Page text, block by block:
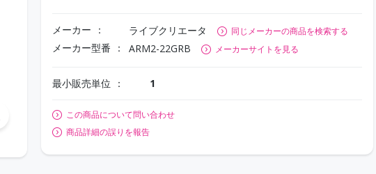
メーカー ライブクリエータ 同じメーカーの商品を検索する
メーカー型番 ARM2-22GRB メーカーサイトを見る
最小販売単位 1
この商品について問い合わせ
商品詳細の誤りを報告